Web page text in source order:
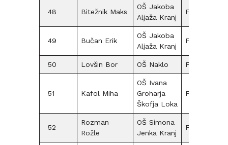
48 Bitežnik Maks
OŠ Jakoba
Aljaža Kranj
F09
49 Bučan Erik
OŠ Jakoba
Aljaža Kranj
F12
50 Lovšin Bor OŠ Naklo F09
51 Kafol Miha
OŠ Ivana
Groharja
Škofja Loka
F12
52
Rozman
Rožle
OŠ Simona
Jenka Kranj
F15